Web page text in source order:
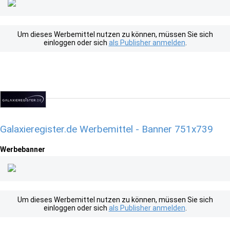
Um dieses Werbemittel nutzen zu können, müssen Sie sich
einloggen oder sich als Publisher anmelden
Galaxieregister.de Werbemittel - Banner 751x739
Werbebanner
Um dieses Werbemittel nutzen zu können, müssen Sie sich
einloggen oder sich als Publisher anmelden